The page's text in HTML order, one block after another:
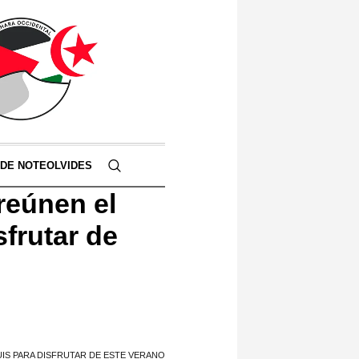
NOTEOLVIDES
el
de
PARA DISFRUTAR DE ESTE VERANO